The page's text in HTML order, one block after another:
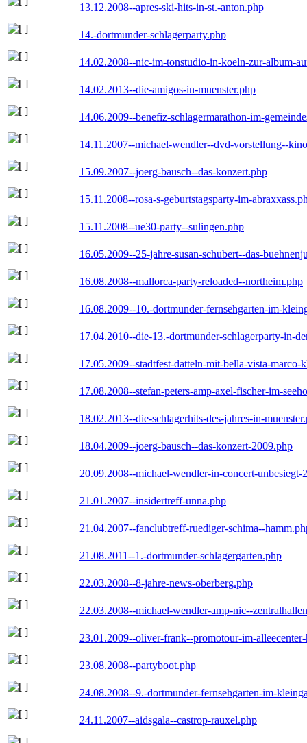
13.12.2008--apres-ski-hits-in-st.-anton.php
14.-dortmunder-schlagerparty.php
14.02.2008--nic-im-tonstudio-in-koeln-zur-album-
14.02.2013--die-amigos-in-muenster.php
14.06.2009--benefiz-schlagermarathon-im-
14.11.2007--michael-wendler--dvd-vorstellung--
15.09.2007--joerg-bausch--das-konzert.php
15.11.2008--rosa-s-geburtstagsparty-im-
15.11.2008--ue30-party--sulingen.php
16.05.2009--25-jahre-susan-schubert--das-
16.08.2008--mallorca-party-reloaded--northeim.php
16.08.2009--10.-dortmunder-fernsehgarten-im-
17.04.2010--die-13.-dortmunder-schlagerparty-in-
17.05.2009--stadtfest-datteln-mit-bella-vista-marco-
17.08.2008--stefan-peters-amp-axel-fischer-im-
18.02.2013--die-schlagerhits-des-jahres-in-
18.04.2009--joerg-bausch--das-konzert-2009.php
20.09.2008--michael-wendler-in-concert-unbesiegt-
21.01.2007--insidertreff-unna.php
21.04.2007--fanclubtreff-ruediger-schima--
21.08.2011--1.-dortmunder-schlagergarten.php
22.03.2008--8-jahre-news-oberberg.php
22.03.2008--michael-wendler-amp-nic--
23.01.2009--oliver-frank--promotour-im-
23.08.2008--partyboot.php
24.08.2008--9.-dortmunder-fernsehgarten-im-
24.11.2007--aidsgala--castrop-rauxel.php